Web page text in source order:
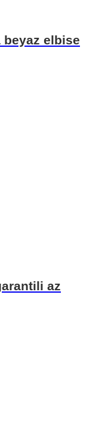
beyaz elbise
az